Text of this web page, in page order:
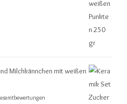
Milchkännchen mit weißen